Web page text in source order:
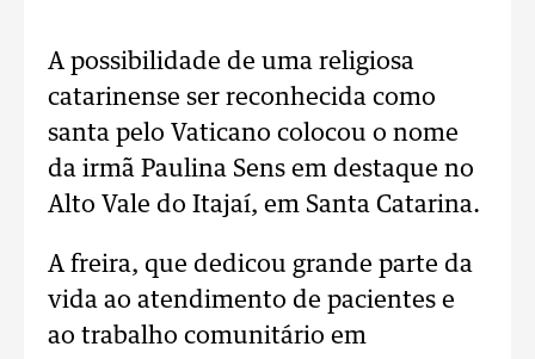
A possibilidade de uma religiosa
catarinense ser reconhecida como
santa pelo Vaticano colocou o nome
da irmã Paulina Sens em destaque no
Alto Vale do Itajaí, em Santa Catarina.
A freira, que dedicou grande parte da
vida ao atendimento de pacientes e
ao trabalho comunitário em